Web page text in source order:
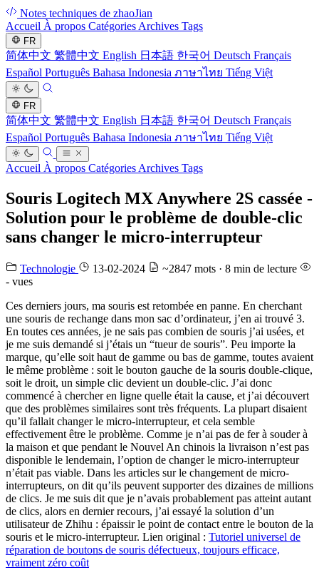
Notes techniques de zhaoJian
Accueil À propos Catégories Archives Tags
FR
简体中文 繁體中文 English 日本語 한국어 Deutsch Français
Español Português Bahasa Indonesia ภาษาไทย Tiếng Việt
FR
简体中文 繁體中文 English 日本語 한국어 Deutsch Français
Español Português Bahasa Indonesia ภาษาไทย Tiếng Việt
Accueil À propos Catégories Archives Tags
Souris Logitech MX Anywhere 2S cassée -
Solution pour le problème de double-clic
sans changer le micro-interrupteur
Technologie 13-02-2024
~2847 mots · 8 min de lecture
- vues
Ces derniers jours, ma souris est retombée en panne. En cherchant
une souris de rechange dans mon sac d’ordinateur, j’en ai trouvé 3.
En toutes ces années, je ne sais pas combien de souris j’ai usées, et
je me suis demandé si j’étais un “tueur de souris”. Peu importe la
marque, qu’elle soit haut de gamme ou bas de gamme, toutes avaient
le même problème : soit le bouton gauche de la souris double-clique,
soit le droit, un simple clic devient un double-clic. J’ai donc
commencé à chercher en ligne quelle était la cause, et j’ai découvert
que des problèmes similaires sont très fréquents. La plupart disaient
qu’il fallait changer le micro-interrupteur, et cela semble
effectivement être le problème. Comme je n’ai pas de fer à souder à
la maison et que pendant le Nouvel An chinois la livraison n’est pas
disponible le lendemain, l’option de changer le micro-interrupteur
n’était pas viable. Dans les articles sur le changement de micro-
interrupteurs, on dit qu’ils peuvent supporter des dizaines de millions
de clics. Je me suis dit que je n’avais probablement pas atteint autant
de clics, alors en dernier recours, j’ai essayé la solution d’un
utilisateur de Zhihu : épaissir le point de contact entre le bouton de la
souris et le micro-interrupteur. Lien original : Tutoriel universel de
réparation de boutons de souris défectueux, toujours efficace,
vraiment zéro coût